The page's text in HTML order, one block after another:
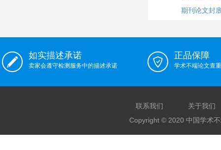
期刊论文封
如实描述承诺
卖家会遵守检测服务中的描述承诺
正品保障
学术不端论文查
联系我们
关于我们
Copyright © 2020 中国学术